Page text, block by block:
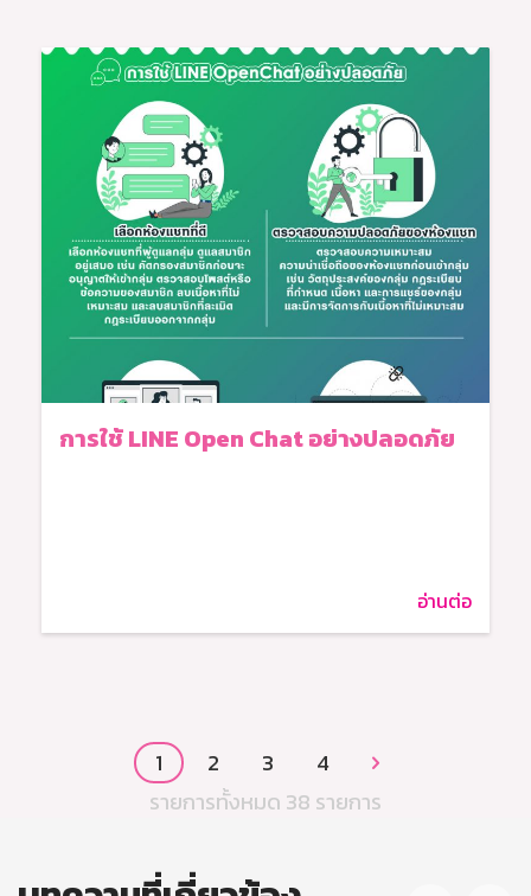
การใช้ LINE Open Chat อย่างปลอดภัย
อ่านต่อ
1 2 3 4 
รายการทั้งหมด 38 รายการ